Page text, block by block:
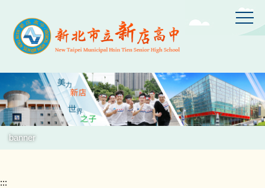
主
容
區
banner
:::